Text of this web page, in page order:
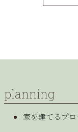
planning
家を建てるプロ